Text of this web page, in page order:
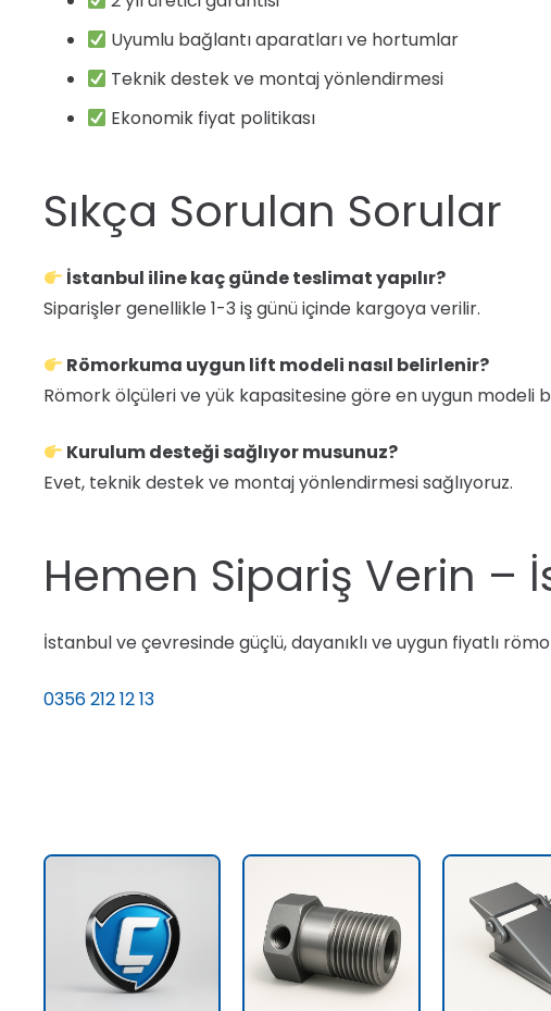
Uyumlu bağlantı aparatları ve hortumlar
Teknik destek ve montaj yönlendirmesi
Ekonomik fiyat politikası
Sıkça Sorulan Sorular
İstanbul iline kaç günde teslimat yapılır?
Siparişler genellikle 1-3 iş günü içinde kargoya verilir.
Römorkuma uygun lift modeli nasıl belirlenir?
Römork ölçüleri ve yük kapasitesine göre en uygun modeli
Kurulum desteği sağlıyor musunuz?
Evet, teknik destek ve montaj yönlendirmesi sağlıyoruz.
Hemen Sipariş Verin –
İstanbul ve çevresinde güçlü, dayanıklı ve uygun fiyatlı
0356 212 12 13